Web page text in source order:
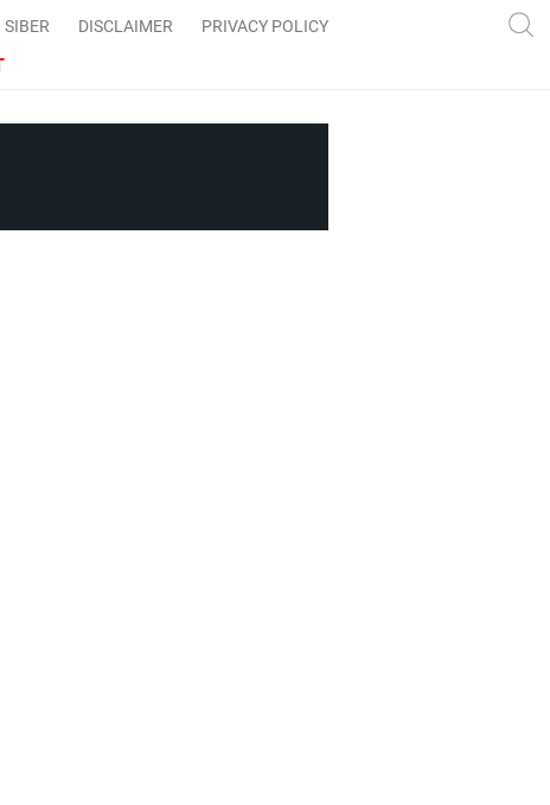
DISCLAIMER PRIVACY POLICY